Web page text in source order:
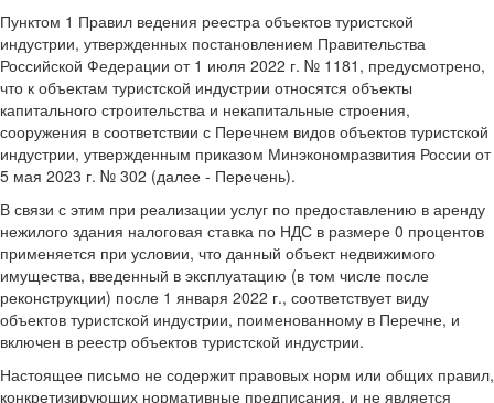
Пунктом 1 Правил ведения реестра объектов туристской
индустрии, утвержденных постановлением Правительства
Российской Федерации от 1 июля 2022 г. № 1181, предусмотрено,
что к объектам туристской индустрии относятся объекты
капитального строительства и некапитальные строения,
сооружения в соответствии с Перечнем видов объектов туристской
индустрии, утвержденным приказом Минэкономразвития России от
5 мая 2023 г. № 302 (далее - Перечень).
В связи с этим при реализации услуг по предоставлению в аренду
нежилого здания налоговая ставка по НДС в размере 0 процентов
применяется при условии, что данный объект недвижимого
имущества, введенный в эксплуатацию (в том числе после
реконструкции) после 1 января 2022 г., соответствует виду
объектов туристской индустрии, поименованному в Перечне, и
включен в реестр объектов туристской индустрии.
Настоящее письмо не содержит правовых норм или общих правил,
конкретизирующих нормативные предписания, и не является